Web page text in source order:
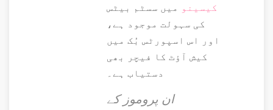
کیسینو میں سسٹم بیٹس
کی سہولت موجود ہے،
اور اس اسپورٹس بُک میں
کیش آؤٹ کا فیچر بھی
دستیاب ہے۔
ان پروموز کے